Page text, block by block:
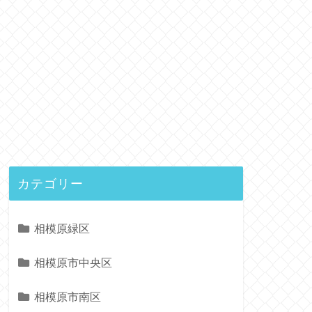
カテゴリー
相模原緑区
相模原市中央区
相模原市南区